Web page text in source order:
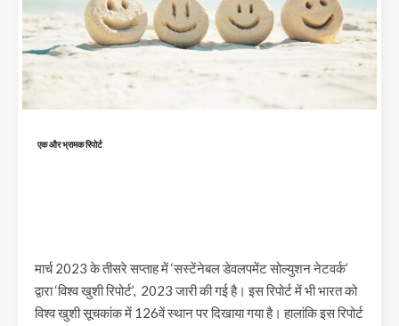
एक और भ्रामक रिपोर्ट
मार्च 2023 के तीसरे सप्ताह में ‘सस्टेंनेबल डेवलपमेंट सोल्युशन नेटवर्क’
द्वारा ‘विश्व खुशी रिपोर्ट’, 2023 जारी की गई है। इस रिपोर्ट में भी भारत को
विश्व खुशी सूचकांक में 126वें स्थान पर दिखाया गया है। हालांकि इस रिपोर्ट